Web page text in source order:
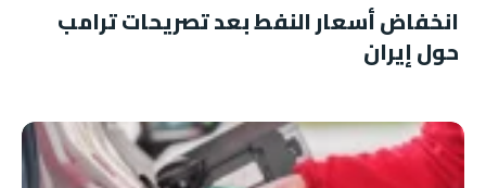
انخفاض أسعار النفط بعد تصريحات ترامب
حول إيران